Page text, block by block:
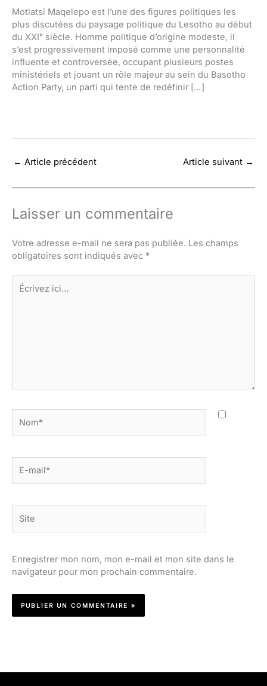
Motlatsi Maqelepo est l’une des figures politiques les
plus discutées du paysage politique du Lesotho au début
du XXIᵉ siècle. Homme politique d’origine modeste, il
s’est progressivement imposé comme une personnalité
influente et controversée, occupant plusieurs postes
ministériels et jouant un rôle majeur au sein du Basotho
Action Party, un parti qui tente de redéfinir […]
← Article précédent Article suivant →
Laisser un commentaire
Votre adresse e-mail ne sera pas publiée. Les champs
obligatoires sont indiqués avec *
Écrivez
ici…
mail*
Enregistrer mon nom, mon e-mail et mon site dans le
navigateur pour mon prochain commentaire.